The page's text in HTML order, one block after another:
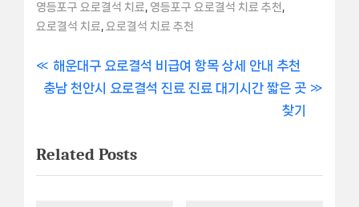
영등포구 요로결석 치료 영등포구 요로결석 치료 추천
요로결석 치료 요로결석 치료 추천
글
게
P
r
i
o
해운대구 요로결석 비급여 항목 상세 안내 추천
N
t
P
충남 천안시 요로결석 진료 진료 대기시간 짧은 곳
찾기
Related Posts